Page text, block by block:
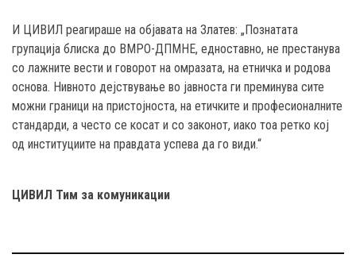
И ЦИВИЛ реагираше на објавата на Златев: „Познатата
групација блиска до ВМРО-ДПМНЕ, едноставно, не престанува
со лажните вести и говорот на омразата, на етничка и родова
основа. Нивното дејствување во јавноста ги преминува сите
можни граници на пристојноста, на етичките и професионалните
стандарди, а често се косат и со законот, иако тоа ретко кој
од институциите на правдата успева да го види.“
ЦИВИЛ Тим за комуникации